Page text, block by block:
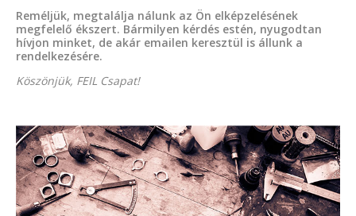
Reméljük, megtalálja nálunk az Ön elképzelésének
megfelelő ékszert. Bármilyen kérdés estén, nyugodtan
hívjon minket, de akár emailen keresztül is állunk a
rendelkezésére.
Köszönjük, FEIL Csapat!